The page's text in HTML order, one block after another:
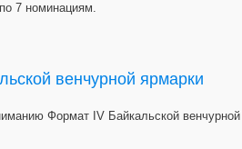
7 номинациям.
венчурной ярмарки
Формат IV Байкальской